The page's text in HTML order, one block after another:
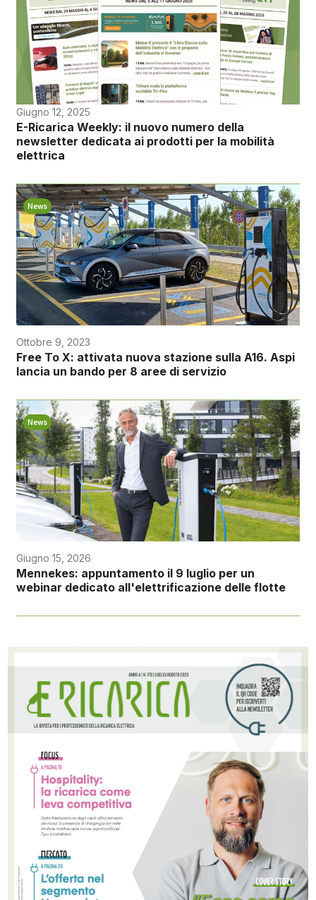
Giugno 12, 2025
E-Ricarica Weekly: il nuovo numero della
newsletter dedicata ai prodotti per la mobilità
elettrica
News
Ottobre 9, 2023
Free To X: attivata nuova stazione sulla A16. Aspi
lancia un bando per 8 aree di servizio
News
Giugno 15, 2026
Mennekes: appuntamento il 9 luglio per un
webinar dedicato all'elettrificazione delle flotte